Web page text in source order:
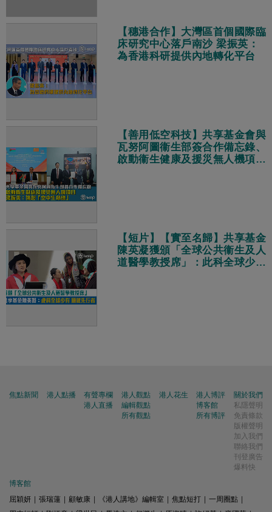
【穗港合作】大灣區首個國際臨
床研究中心落戶南沙 梁振英：
為香港科研提供內地轉化平台
【善用低空科技】共享基金會與
瓦努阿圖衞生部簽合作備忘錄、
啟動衞生健康及援災無人機項目
【短片】【實至名歸】共享基金
陳英凝獲頒「全球公共衞生及人
道醫學教授席」：此科全球少有
焦點新聞 港人點播
有聲專欄
港人直播
港人觀點
編輯觀點
所有觀點
港人花生
港人博評
博客館
所有博評
關於我們
私隱聲明
免責條款
版權聲明
加入我們
聯絡我們
刊登廣告
爆料快
博客館
屈穎妍
張瑞蓮 顧敏康 《港人講地》編輯室 焦點短打 一周圈點